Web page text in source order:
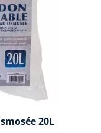
20L